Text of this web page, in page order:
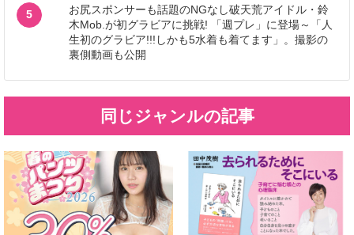
5
お尻スポンサーも話題のNGなし破天荒アイドル・鈴
木Mob.が初グラビアに挑戦! 「週プレ」に登場～「人
生初のグラビア!!!しかも5水着も着てます」。撮影の
裏側動画も公開
同じジャンルの記事